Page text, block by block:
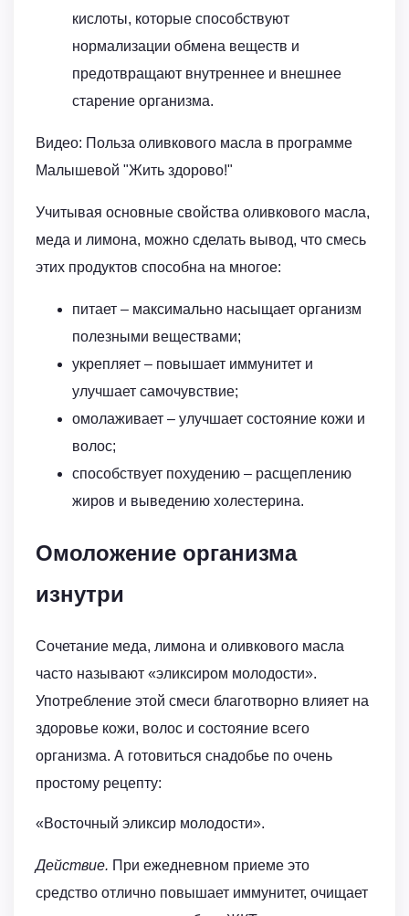
кислоты, которые способствуют
нормализации обмена веществ и
предотвращают внутреннее и внешнее
старение организма.
Видео: Польза оливкового масла в программе
Малышевой "Жить здорово!"
Учитывая основные свойства оливкового масла,
меда и лимона, можно сделать вывод, что смесь
этих продуктов способна на многое:
питает – максимально насыщает организм
полезными веществами;
укрепляет – повышает иммунитет и
улучшает самочувствие;
омолаживает – улучшает состояние кожи и
волос;
­способствует похудению – расщеплению
жиров и выведению холестерина.
Омоложение организма
изнутри
Сочетание меда, лимона и оливкового масла
часто называют «эликсиром молодости».
Употребление этой смеси благотворно влияет на
здоровье кожи, волос и состояние всего
организма. А готовиться снадобье по очень
простому рецепту:
«Восточный эликсир молодости».
Действие. При ежедневном приеме это
средство отлично повышает иммунитет, очищает